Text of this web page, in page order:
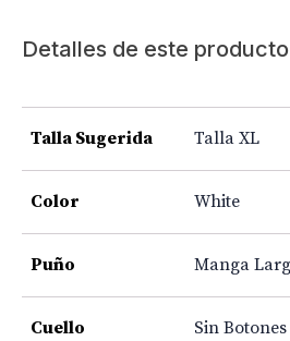
Detalles de este producto
Talla Sugerida Talla XL
Color White
Puño Manga
Cuello Sin